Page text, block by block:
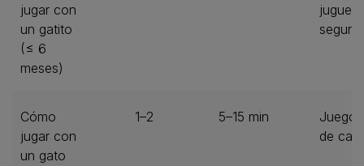
jugar con
un gatito
(≤ 6
meses)
Cómo
jugar con
un gato
1–2 5–15 min
de